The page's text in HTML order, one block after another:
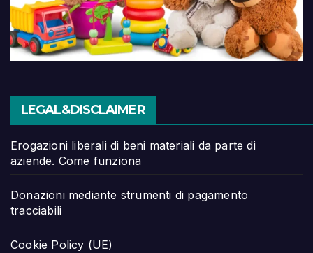
LEGAL&DISCLAIMER
Erogazioni liberali di beni materiali da parte di
aziende. Come funziona
Donazioni mediante strumenti di pagamento
tracciabili
Cookie Policy (UE)